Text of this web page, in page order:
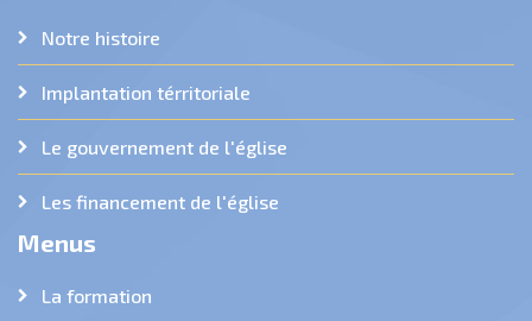
Notre histoire
Implantation térritoriale
Le gouvernement de l'église
Les financement de l'église
Menus
La formation